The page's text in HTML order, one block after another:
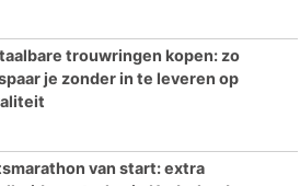
trouwringen kopen: zo
je zonder in te leveren op
van start: extra